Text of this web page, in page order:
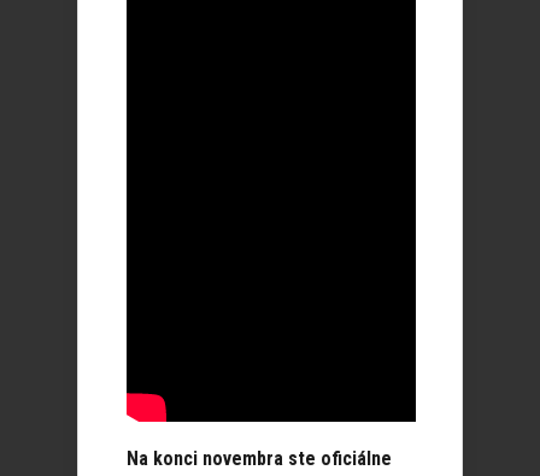
Na konci novembra ste oficiálne